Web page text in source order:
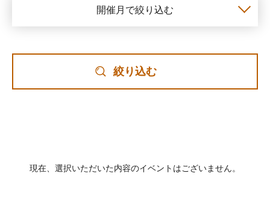
開催月で絞り込む
絞り込む
現在、選択いただいた内容のイベントはございません。